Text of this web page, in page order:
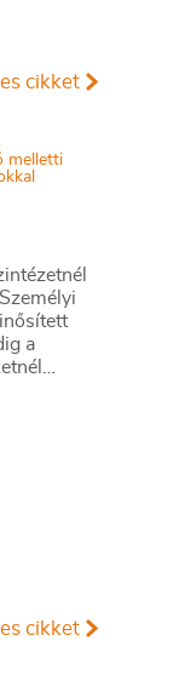
cikket
a
cikket